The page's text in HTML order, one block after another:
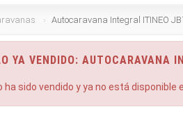
Autocaravana Integral ITINEO
YA VENDIDO: AUTOCARAVANA
ha sido vendido y ya no está